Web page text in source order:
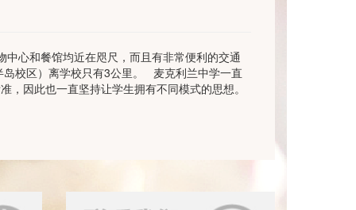
和餐馆均近在咫尺，而且有非常便利的交通
校区）离学校只有3公里。 麦克利兰中学一直
，因此也一直坚持让学生拥有不同模式的思想。